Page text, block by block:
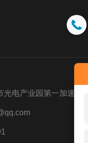
电产业园第一加速器